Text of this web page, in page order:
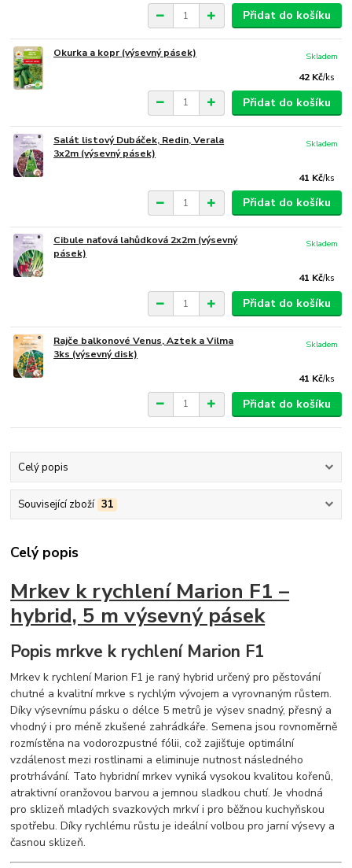
Přidat do košíku
Okurka a kopr (výsevný pásek)
42 Kč/ks
Skladem
Přidat do košíku
Salát listový Dubáček, Redin, Verala
3x2m (výsevný pásek)
41 Kč/ks
Skladem
Přidat do košíku
Cibule naťová lahůdková 2x2m (výsevný
pásek)
41 Kč/ks
Skladem
Přidat do košíku
Rajče balkonové Venus, Aztek a Vilma
3ks (výsevný disk)
41 Kč/ks
Skladem
Přidat do košíku
Celý popis
Související zboží 31
Celý popis
Mrkev k rychlení Marion F1 –
hybrid, 5 m výsevný pásek
Popis mrkve k rychlení Marion F1
Mrkev k rychlení Marion F1 je raný hybrid určený pro pěstování
chutné a kvalitní mrkve s rychlým vývojem a vyrovnaným růstem.
Díky výsevnímu pásku o délce 5 metrů je výsev snadný, přesný a
vhodný i pro méně zkušené zahrádkáře. Semena jsou rovnoměrně
rozmístěna na vodorozpustné fólii, což zajišťuje optimální
vzdálenost mezi rostlinami a eliminuje nutnost následného
protrhávání. Tato hybridní mrkev vyniká vysokou kvalitou kořenů,
atraktivní oranžovou barvou a jemnou sladkou chutí. Je vhodná
pro sklizeň mladých svazkových mrkví i pro běžnou kuchyňskou
spotřebu. Díky rychlému růstu je ideální volbou pro jarní výsevy a
časnou sklizeň.